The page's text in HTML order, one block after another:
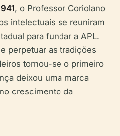
, o Professor Coriolano
intelectuais se reuniram
para fundar a APL.
perpetuar as tradições
tornou-se o primeiro
deixou uma marca
crescimento da